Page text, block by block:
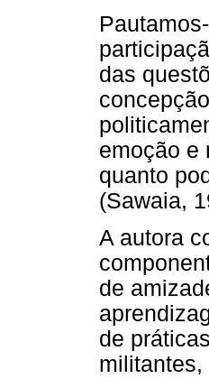
das
emoção e
quanto
(Sawaia,
A autora
de
de